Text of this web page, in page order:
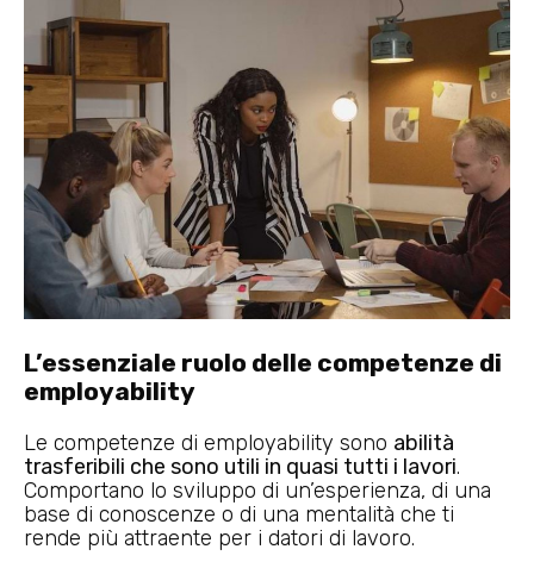
L’essenziale ruolo delle competenze di
employability
Le competenze di employability sono abilità
trasferibili che sono utili in quasi tutti i lavori.
Comportano lo sviluppo di un’esperienza, di una
base di conoscenze o di una mentalità che ti
rende più attraente per i datori di lavoro.